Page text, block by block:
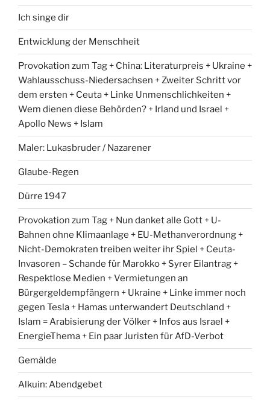
Ich singe dir
Entwicklung der Menschheit
Provokation zum Tag + China: Literaturpreis + Ukraine +
Wahlausschuss-Niedersachsen + Zweiter Schritt vor
dem ersten + Ceuta + Linke Unmenschlichkeiten +
Wem dienen diese Behörden? + Irland und Israel +
Apollo News + Islam
Maler: Lukasbruder / Nazarener
Glaube-Regen
Dürre 1947
Provokation zum Tag + Nun danket alle Gott + U-
Bahnen ohne Klimaanlage + EU-Methanverordnung +
Nicht-Demokraten treiben weiter ihr Spiel + Ceuta-
Invasoren – Schande für Marokko + Syrer Eilantrag +
Respektlose Medien + Vermietungen an
Bürgergeldempfängern + Ukraine + Linke immer noch
gegen Tesla + Hamas unterwandert Deutschland +
Islam = Arabisierung der Völker + Infos aus Israel +
EnergieThema + Ein paar Juristen für AfD-Verbot
Gemälde
Alkuin: Abendgebet